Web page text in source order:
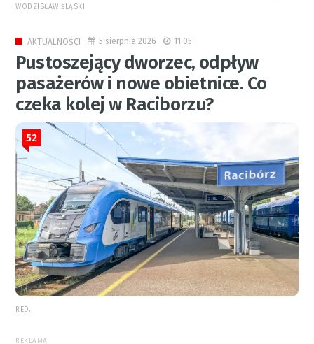
WODZISŁAW ŚLĄSKI
AKTUALNOŚCI 5 sierpnia 2026 11:05
Pustoszejący dworzec, odpływ
pasażerów i nowe obietnice. Co
czeka kolej w Raciborzu?
52
RED.
REKLAMA